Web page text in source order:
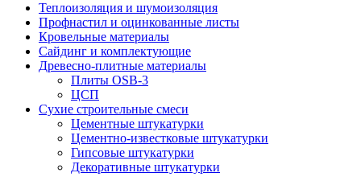
Теплоизоляция и шумоизоляция
Профнастил и оцинкованные листы
Кровельные материалы
Сайдинг и комплектующие
Древесно-плитные материалы
Плиты OSB-3
ЦСП
Сухие строительные смеси
Цементные штукатурки
Цементно-известковые штукатурки
Гипсовые штукатурки
Декоративные штукатурки